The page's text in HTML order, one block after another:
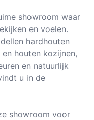
showroom waar
en voelen.
hardhouten
houten kozijnen,
en natuurlijk
u in de
showroom voor